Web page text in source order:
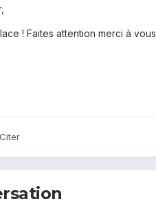
! Faites attention merci à vous
Citer